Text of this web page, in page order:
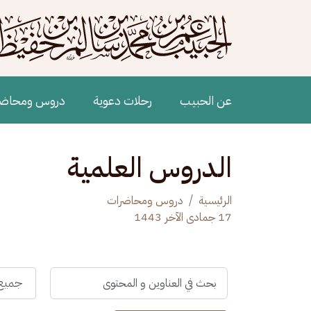
Main navigation
عن الحبيب رحلات دعوية دروس
الدروس العلمية
الرئيسية
دروس ومحاضرات
17 جمادى الآخر 1443